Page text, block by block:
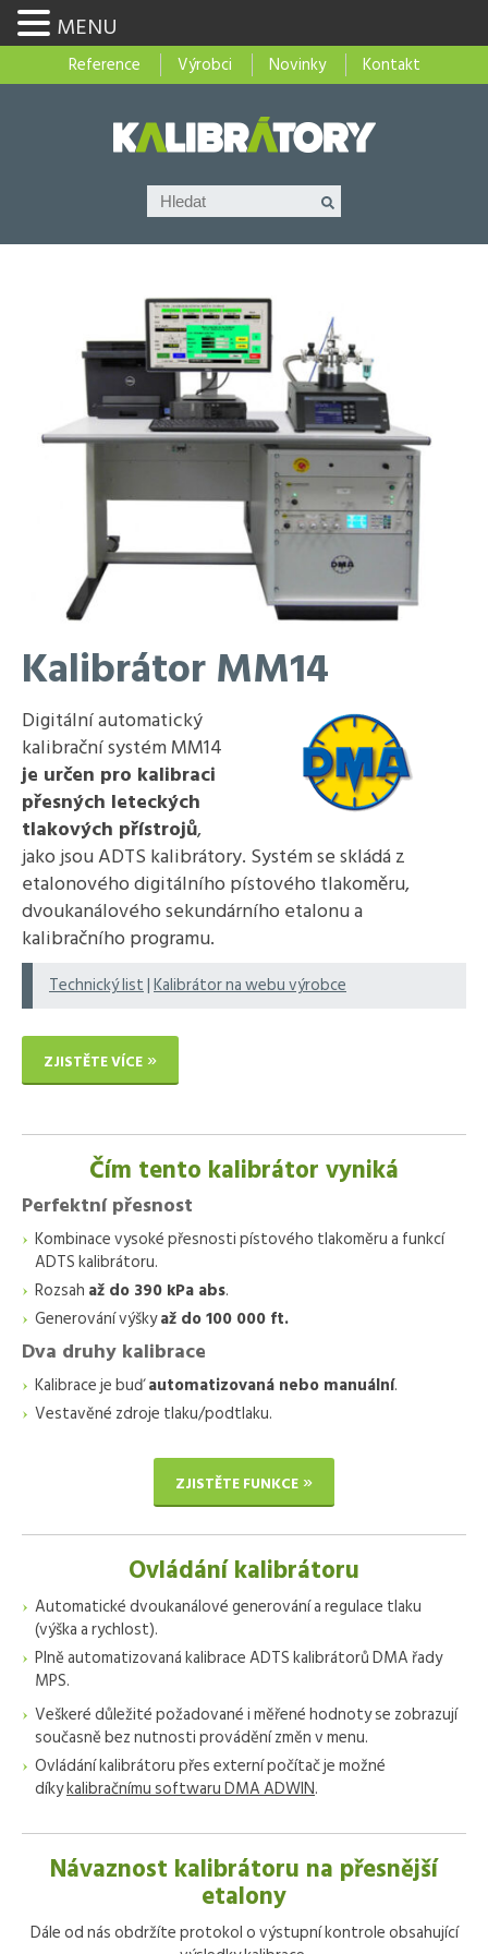
Reference Výrobci Novinky Kontakt
Kalibrátor MM14
Digitální automatický
kalibrační systém MM14
je určen pro kalibraci
přesných leteckých
tlakových přístrojů,
jako jsou ADTS kalibrátory. Systém se skládá z
etalonového digitálního pístového tlakoměru,
dvoukanálového sekundárního etalonu a
kalibračního programu.
Technický list|Kalibrátor na webu výrobce
ZJISTĚTE VÍCE
Čím tento kalibrátor vyniká
Perfektní přesnost
Kombinace vysoké přesnosti pístového tlakoměru a funkcí
ADTS kalibrátoru.
Rozsah až do 390 kPa abs.
Generování výškyaž do 100 000 ft.
Dva druhy kalibrace
Kalibrace je buďautomatizovaná nebo manuální.
Vestavěné zdroje tlaku/podtlaku.
ZJISTĚTE FUNKCE
Ovládání kalibrátoru
Automatické dvoukanálové generování a regulace tlaku
(výška a rychlost).
Plně automatizovaná kalibrace ADTS kalibrátorů DMA řady
MPS.
Veškeré důležité požadované i měřené hodnoty se zobrazují
současně bez nutnosti provádění změn v menu.
Ovládání kalibrátoru přes externí počítač je možné
díkykalibračnímu softwaru DMA ADWIN.
Návaznost kalibrátoru na přesnější
etalony
Dále od nás obdržíte protokol o výstupní kontrole obsahující
MENU